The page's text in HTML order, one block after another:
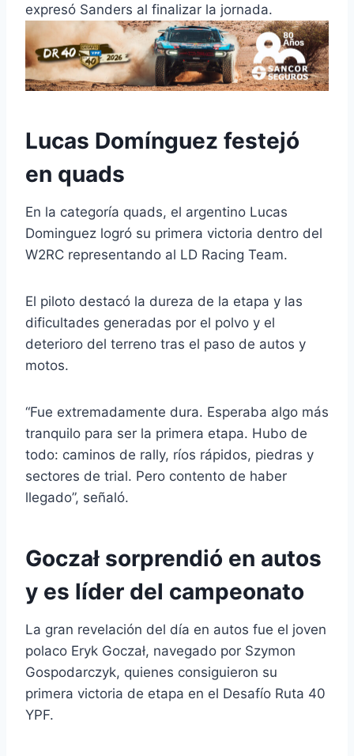
expresó Sanders al finalizar la jornada.
Lucas Domínguez festejó
en quads
En la categoría quads, el argentino Lucas
Dominguez logró su primera victoria dentro del
W2RC representando al LD Racing Team.
El piloto destacó la dureza de la etapa y las
dificultades generadas por el polvo y el
deterioro del terreno tras el paso de autos y
motos.
“Fue extremadamente dura. Esperaba algo más
tranquilo para ser la primera etapa. Hubo de
todo: caminos de rally, ríos rápidos, piedras y
sectores de trial. Pero contento de haber
llegado”, señaló.
Goczał sorprendió en autos
y es líder del campeonato
La gran revelación del día en autos fue el joven
polaco Eryk Goczał, navegado por Szymon
Gospodarczyk, quienes consiguieron su
primera victoria de etapa en el Desafío Ruta 40
YPF.